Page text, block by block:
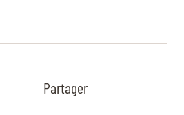
Partager